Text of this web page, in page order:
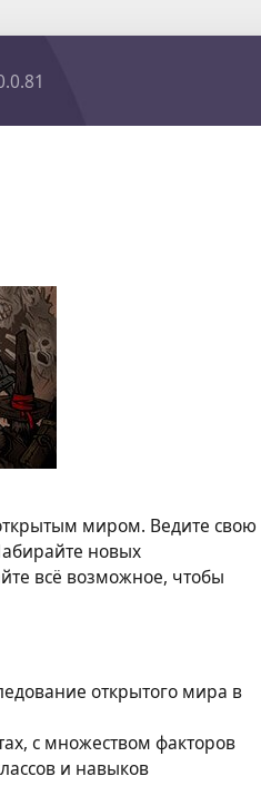
миром. Ведите свою
новых
всё возможное, чтобы
открытого мира в
с множеством факторов
и навыков